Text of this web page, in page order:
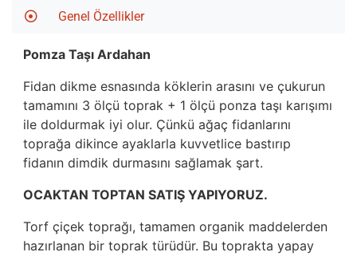
Genel Özellikler
Pomza Taşı Ardahan
Fidan dikme esnasında köklerin arasını ve çukurun
tamamını 3 ölçü toprak + 1 ölçü ponza taşı karışımı
ile doldurmak iyi olur. Çünkü ağaç fidanlarını
toprağa dikince ayaklarla kuvvetlice bastırıp
fidanın dimdik durmasını sağlamak şart.
OCAKTAN TOPTAN SATIŞ YAPIYORUZ.
Torf çiçek toprağı, tamamen organik maddelerden
hazırlanan bir toprak türüdür. Bu toprakta yapay